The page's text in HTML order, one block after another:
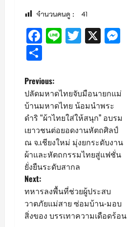
จำนวนคนดู : 41
Facebook
LineTwitter
X
P
o
s
t
n
a
v
Previous:
ปลัดมหาดไทยจับมือนายกแม่
บ้านมหาดไทย น้อมนำพระ
ดำริ “ผ้าไทยใส่ให้สนุก” อบรม
เยาวชนต่อยอดงานหัตถศิลป์
ณ จ.เชียงใหม่ มุ่งยกระดับงาน
ผ้าและหัตถกรรมไทยสู่แฟชั่น
ยั่งยืนระดับสากล
Next:
ทหารลงพื้นที่ช่วยผู้ประสบ
วาตภัยแม่สาย ซ่อมบ้าน-มอบ
สิ่งของ บรรเทาความเดือดร้อน